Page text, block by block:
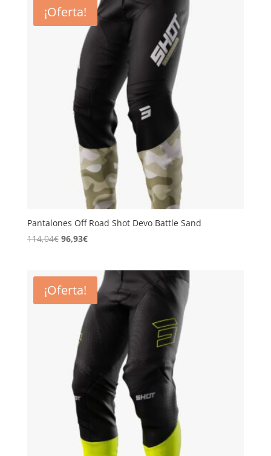
114,04€. 96,93€.
¡Oferta!
Pantalones Off Road Shot Devo Battle Sand
114,04€ El
era:
114,04€.
96,93€El
es:
96,93€.
¡Oferta!